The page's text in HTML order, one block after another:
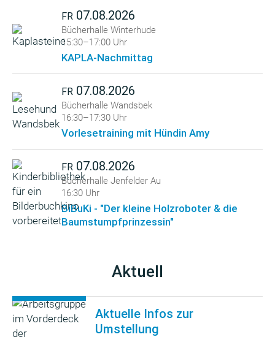
FR 07.08.2026
Bücherhalle Winterhude
15:30–17:00 Uhr
KAPLA-Nachmittag
FR 07.08.2026
Bücherhalle Wandsbek
16:30–17:30 Uhr
Vorlesetraining mit Hündin Amy
FR 07.08.2026
Bücherhalle Jenfelder Au
16:30 Uhr
BiBuKi - "Der kleine Holzroboter & die
Baumstumpfprinzessin"
Aktuell
Aktuelle Infos zur
Umstellung